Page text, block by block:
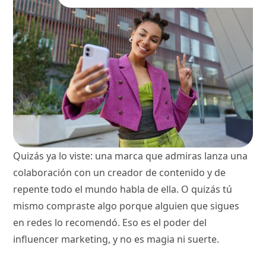
Quizás ya lo viste: una marca que admiras lanza una
colaboración con un creador de contenido y de
repente todo el mundo habla de ella. O quizás tú
mismo compraste algo porque alguien que sigues
en redes lo recomendó. Eso es el poder del
influencer marketing, y no es magia ni suerte.